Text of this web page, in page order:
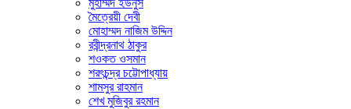
মৈত্রেয়ী দেবী
মোহাম্মদ নাজিম উদ্দিন
রবীন্দ্রনাথ ঠাকুর
শওকত ওসমান
শরৎচন্দ্র চট্টোপাধ্যায়
শামসুর রাহমান
শেখ মুজিবুর রহমান